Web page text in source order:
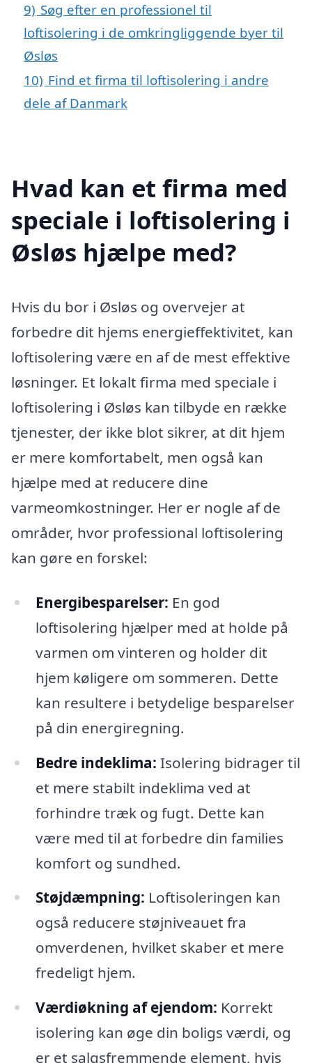
9) Søg efter en professionel til
loftisolering i de omkringliggende byer til
Øsløs
10) Find et firma til loftisolering i andre
dele af Danmark
Hvad kan et firma med
speciale i loftisolering i
Øsløs hjælpe med?
Hvis du bor i Øsløs og overvejer at
forbedre dit hjems energieffektivitet, kan
loftisolering være en af de mest effektive
løsninger. Et lokalt firma med speciale i
loftisolering i Øsløs kan tilbyde en række
tjenester, der ikke blot sikrer, at dit hjem
er mere komfortabelt, men også kan
hjælpe med at reducere dine
varmeomkostninger. Her er nogle af de
områder, hvor professional loftisolering
kan gøre en forskel:
Energibesparelser: En god
loftisolering hjælper med at holde på
varmen om vinteren og holder dit
hjem køligere om sommeren. Dette
kan resultere i betydelige besparelser
på din energiregning.
Bedre indeklima: Isolering bidrager til
et mere stabilt indeklima ved at
forhindre træk og fugt. Dette kan
være med til at forbedre din families
komfort og sundhed.
Støjdæmpning: Loftisoleringen kan
også reducere støjniveauet fra
omverdenen, hvilket skaber et mere
fredeligt hjem.
Værdiøkning af ejendom: Korrekt
isolering kan øge din boligs værdi, og
er et salgsfremmende element, hvis